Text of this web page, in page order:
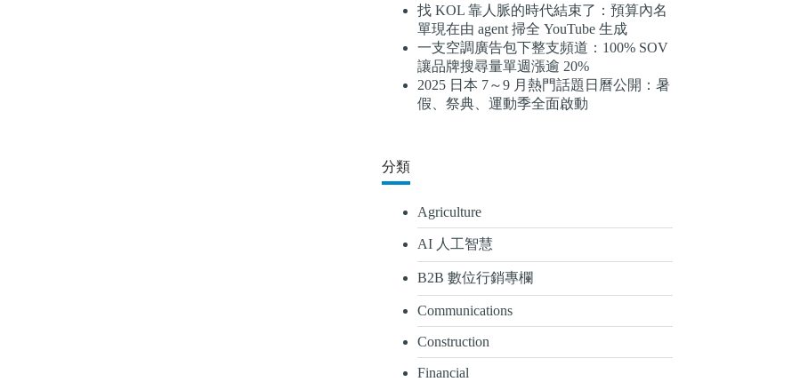
找 KOL 靠人脈的時代結束了：預算內名
單現在由 agent 掃全 YouTube 生成
一支空調廣告包下整支頻道：100% SOV
讓品牌搜尋量單週漲逾 20%
2025 日本 7～9 月熱門話題日曆公開：暑
假、祭典、運動季全面啟動
分類
Agriculture
AI 人工智慧
B2B 數位行銷專欄
Communications
Construction
Financial